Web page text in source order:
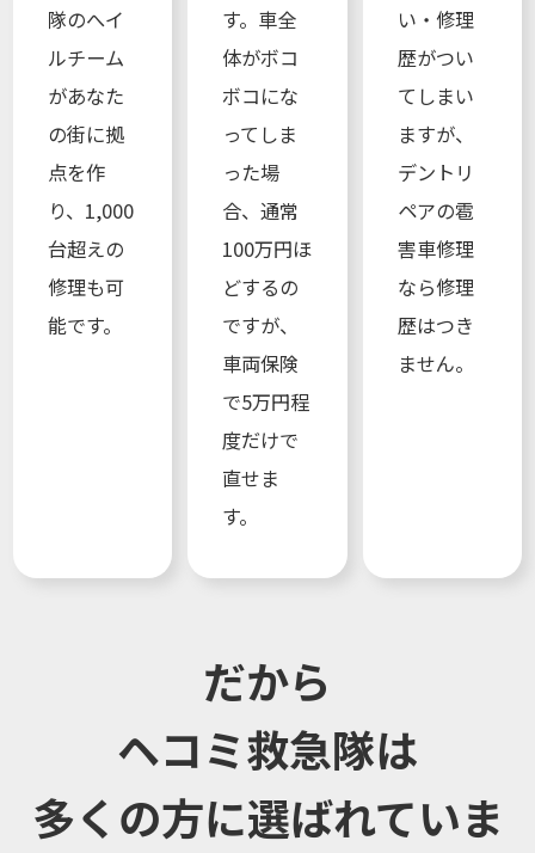
隊のへイ
ルチーム
があなた
の街に拠
点を作
り、1,000
台超えの
修理も可
能です。
す。車全
体がボコ
ボコにな
ってしま
った場
合、通常
100万円ほ
どするの
ですが、
車両保険
で5万円程
度だけで
直せま
す。
い・修理
歴がつい
てしまい
ますが、
デントリ
ペアの雹
害車修理
なら修理
歴はつき
ません。
だから
ヘコミ救急隊は
多くの方に選ばれていま